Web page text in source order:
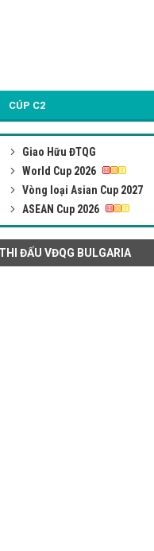
CÚP C2
Giao Hữu ĐTQG
World Cup 2026
Vòng loại Asian Cup 2027
ASEAN Cup 2026
ĐẤU VĐQG BULGARIA